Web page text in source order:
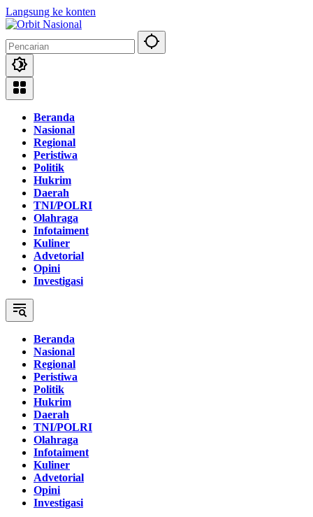
Langsung ke konten
Beranda
Nasional
Regional
Peristiwa
Politik
Hukrim
Daerah
TNI/POLRI
Olahraga
Infotaiment
Kuliner
Advetorial
Opini
Investigasi
Beranda
Nasional
Regional
Peristiwa
Politik
Hukrim
Daerah
TNI/POLRI
Olahraga
Infotaiment
Kuliner
Advetorial
Opini
Investigasi